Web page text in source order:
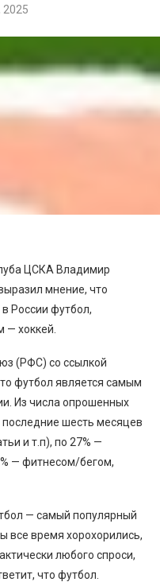
2025
ЦСКА Владимир
мнение, что
России футбол,
— хоккей.
(РФС) со ссылкой
футбол является самым
Из числа опрошенных
шесть месяцев
и т.п), по 27% —
— фитнесом/бегом,
— самый популярный
все время хорохорились,
любого спроси,
что футбол.